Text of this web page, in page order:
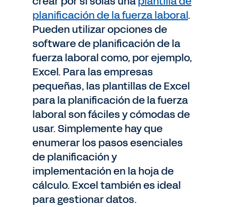
planificación de la fuerza laboral.
Pueden utilizar opciones de
software de planificación de la
fuerza laboral como, por ejemplo,
Excel. Para las empresas
pequeñas, las plantillas de Excel
para la planificación de la fuerza
laboral son fáciles y cómodas de
usar. Simplemente hay que
enumerar los pasos esenciales
de planificación y
implementación en la hoja de
cálculo. Excel también es ideal
para gestionar datos.